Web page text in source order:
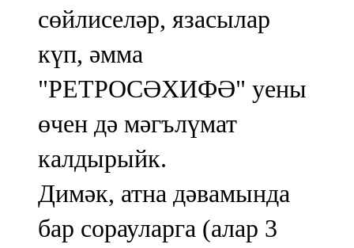
сөйлиселәр, язасылар
күп, әмма
"РЕТРОСӘХИФӘ" уены
өчен дә мәгълүмат
калдырыйк.
Димәк, атна дәвамында
бар сорауларга (алар 3